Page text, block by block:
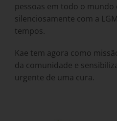
pessoas em todo o mundo
silenciosamente com a
tempos.
Kae tem agora como
da comunidade e
urgente de uma cura.